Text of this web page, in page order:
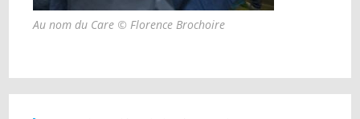
Au nom du Care © Florence Brochoire